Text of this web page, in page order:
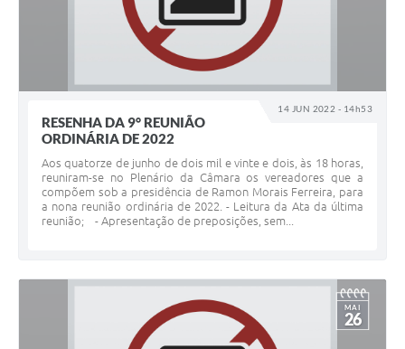
14 JUN 2022 - 14h53
RESENHA DA 9° REUNIÃO
ORDINÁRIA DE 2022
Aos quatorze de junho de dois mil e vinte e dois, às 18 horas,
reuniram-se no Plenário da Câmara os vereadores que a
compõem sob a presidência de Ramon Morais Ferreira, para
a nona reunião ordinária de 2022. - Leitura da Ata da última
reunião; - Apresentação de preposições, sem...
MAI
26